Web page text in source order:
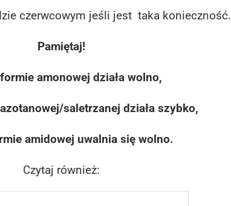
czerwcowym jeśli jest taka konieczność.
Pamiętaj!
amonowej działa wolno,
saletrzanej działa szybko,
amidowej uwalnia się wolno.
Czytaj również: